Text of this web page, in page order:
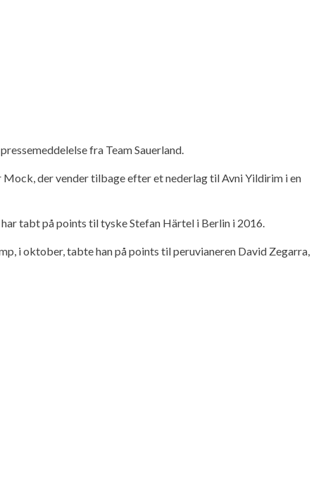
fra Team Sauerland.
der vender tilbage efter et nederlag til Avni Yildirim i en
tabt på points til tyske Stefan Härtel i Berlin i 2016.
i oktober, tabte han på points til peruvianeren David Zegarra,